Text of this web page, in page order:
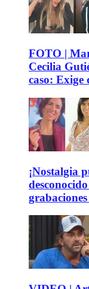
FOTO |
Cecilia
caso: Exige
¡Nostalgia